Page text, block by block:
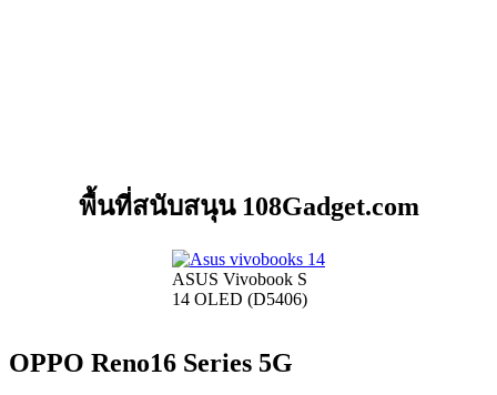
พื้นที่สนับสนุน 108Gadget.com
ASUS Vivobook S
14 OLED (D5406)
OPPO Reno16 Series 5G